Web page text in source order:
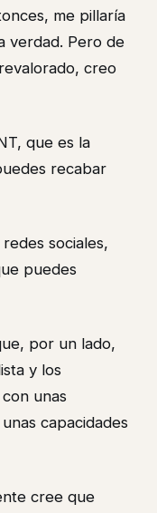
me pillaría
verdad. Pero de
creo
que es la
recabar
sociales,
puedes
por un lado,
y los
unas
capacidades
cree que